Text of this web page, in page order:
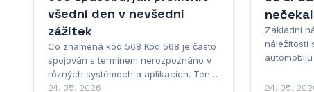
všední den v nevšední
zážitek
Co znamená kód 568 Kód 568 je často
spojován s termínem nerozpoznáno v
různých systémech a aplikacích. Tento
specifický kód se objevuje především
24. 05. 2026
Základní
náležitosti
24. 05.